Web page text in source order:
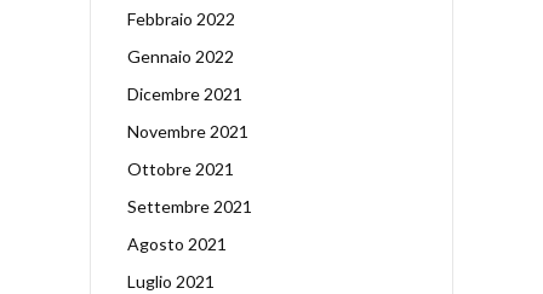
Febbraio 2022
Gennaio 2022
Dicembre 2021
Novembre 2021
Ottobre 2021
Settembre 2021
Agosto 2021
Luglio 2021